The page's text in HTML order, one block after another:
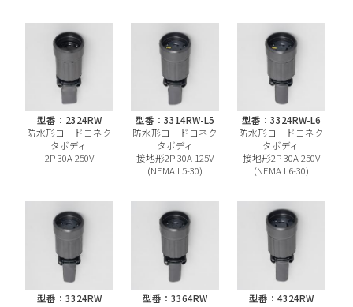
型番：2324RW
防水形コードコネク
タボディ
2P 30A 250V
型番：3314RW-L5
防水形コードコネク
タボディ
接地形2P 30A 125V
(NEMA L5-30)
型番：3324RW-L6
防水形コードコネク
タボディ
接地形2P 30A 250V
(NEMA L6-30)
型番：3324RW
型番：3364RW
型番：4324RW